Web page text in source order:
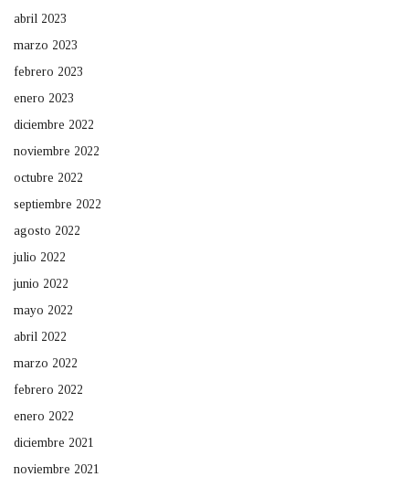
abril 2023
marzo 2023
febrero 2023
enero 2023
diciembre 2022
noviembre 2022
octubre 2022
septiembre 2022
agosto 2022
julio 2022
junio 2022
mayo 2022
abril 2022
marzo 2022
febrero 2022
enero 2022
diciembre 2021
noviembre 2021